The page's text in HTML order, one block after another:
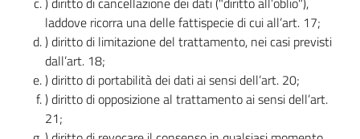
laddove ricorra una delle fattispecie di cui all’art. 17;
) diritto di limitazione del trattamento, nei casi previsti
dall’art. 18;
) diritto di portabilità dei dati ai sensi dell’art. 20;
) diritto di opposizione al trattamento ai sensi dell’art.
21;